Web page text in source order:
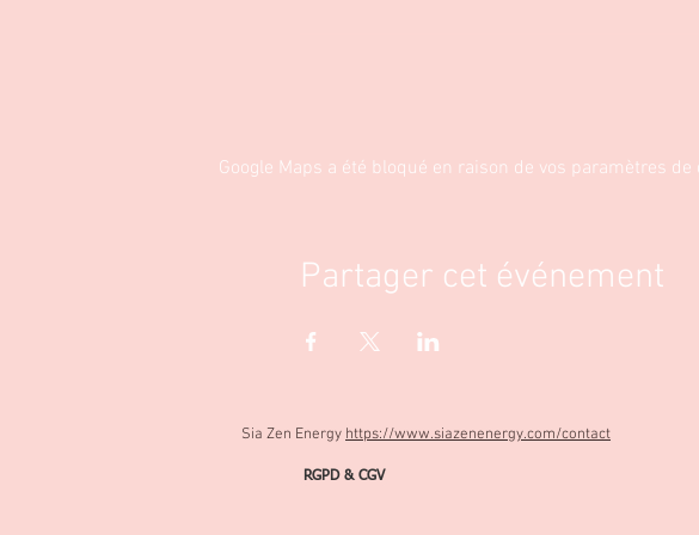
Google Maps a été bloqué en raison de vos paramètres
Partager cet événement
Sia Zen Energy https://www.siazenenergy.com/contact
RGPD & CGV